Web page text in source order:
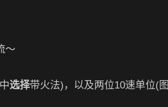
～
选择带火法)，以及两位10速单位(图